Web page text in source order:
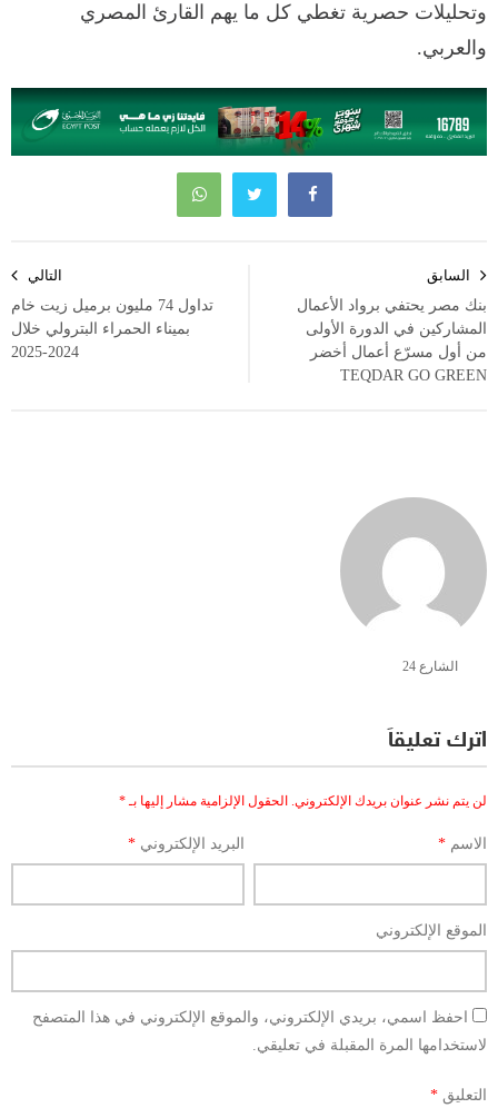
وتحليلات حصرية تغطي كل ما يهم القارئ المصري
والعربي.
المقالات
السابق
بنك مصر يحتفي برواد الأعمال
المشاركين في الدورة الأولى
من أول مسرّع أعمال أخضر
TEQDAR GO GREEN
التالي
تداول 74 مليون برميل زيت خام
بميناء الحمراء البترولي خلال
2024-2025
الشارع 24
اترك تعليقاً
لن يتم نشر عنوان بريدك الإلكتروني. الحقول الإلزامية مشار إليها بـ*
الاسم * البريد الإلكتروني*
الموقع الإلكتروني
احفظ اسمي، بريدي الإلكتروني، والموقع الإلكتروني في هذا المتصفح
لاستخدامها المرة المقبلة في تعليقي.
التعليق *